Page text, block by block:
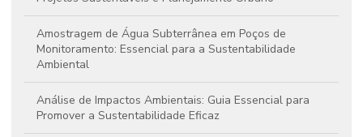
Amostragem de Água Subterrânea em Poços de
Monitoramento: Essencial para a Sustentabilidade
Ambiental
Análise de Impactos Ambientais: Guia Essencial para
Promover a Sustentabilidade Eficaz